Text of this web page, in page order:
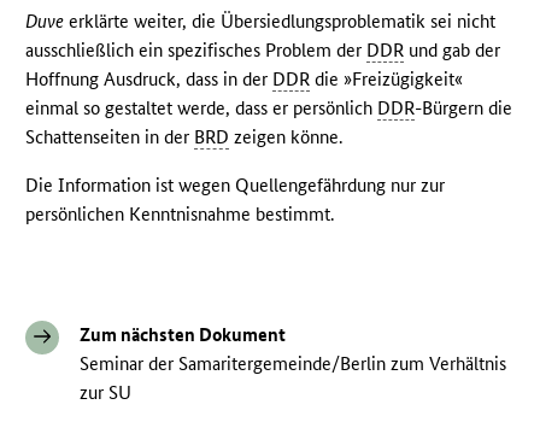
Duve erklärte weiter, die Übersiedlungsproblematik sei nicht
ausschließlich ein spezifisches Problem der DDR und gab der
Hoffnung Ausdruck, dass in der DDR die »Freizügigkeit«
einmal so gestaltet werde, dass er persönlich DDR-Bürgern die
Schattenseiten in der BRD zeigen könne.
Die Information ist wegen Quellengefährdung nur zur
persönlichen Kenntnisnahme bestimmt.
Zum nächsten Dokument
Seminar der Samaritergemeinde/Berlin zum Verhältnis
zur SU